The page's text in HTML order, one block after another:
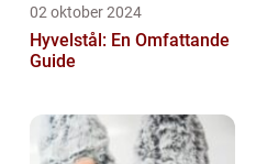
02 oktober 2024
Hyvelstål: En Omfattande
Guide